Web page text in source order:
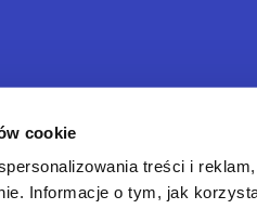
cookie
treści i
Informacje o tym, jak